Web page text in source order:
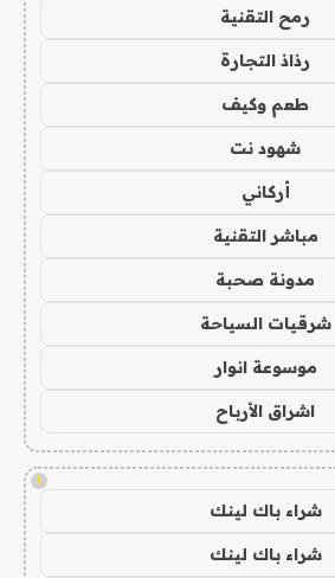
رمح التقنية
رذاذ التجارة
طعم وكيف
شهود نت
أركاني
مباشر التقنية
مدونة صحبة
شرقيات السياحة
موسوعة انوار
اشراق الأرباح
!
شراء باك لينك
شراء باك لينك